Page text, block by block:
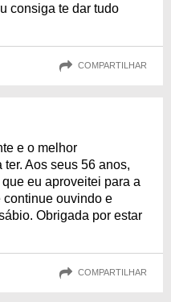
consiga te dar tudo
COMPARTILHAR
e o melhor
Aos seus 56 anos,
eu aproveitei para a
continue ouvindo e
Obrigada por estar
COMPARTILHAR